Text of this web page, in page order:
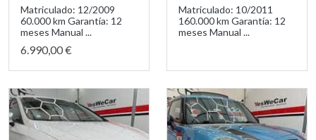
Matriculado: 12/2009
60.000 km Garantía: 12
meses Manual ...
6.990,00 €
Matriculado: 10/2011
160.000 km Garantía: 12
meses Manual ...